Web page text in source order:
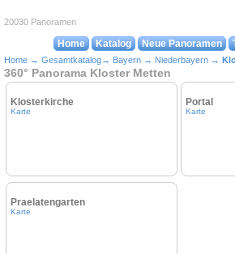
20030 Panoramen
Home Katalog Neue Panoramen
Home → Gesamtkatalog→ Bayern → Niederbayern →
360° Panorama Kloster Metten
Klosterkirche
Karte
Portal
Karte
Praelatengarten
Karte